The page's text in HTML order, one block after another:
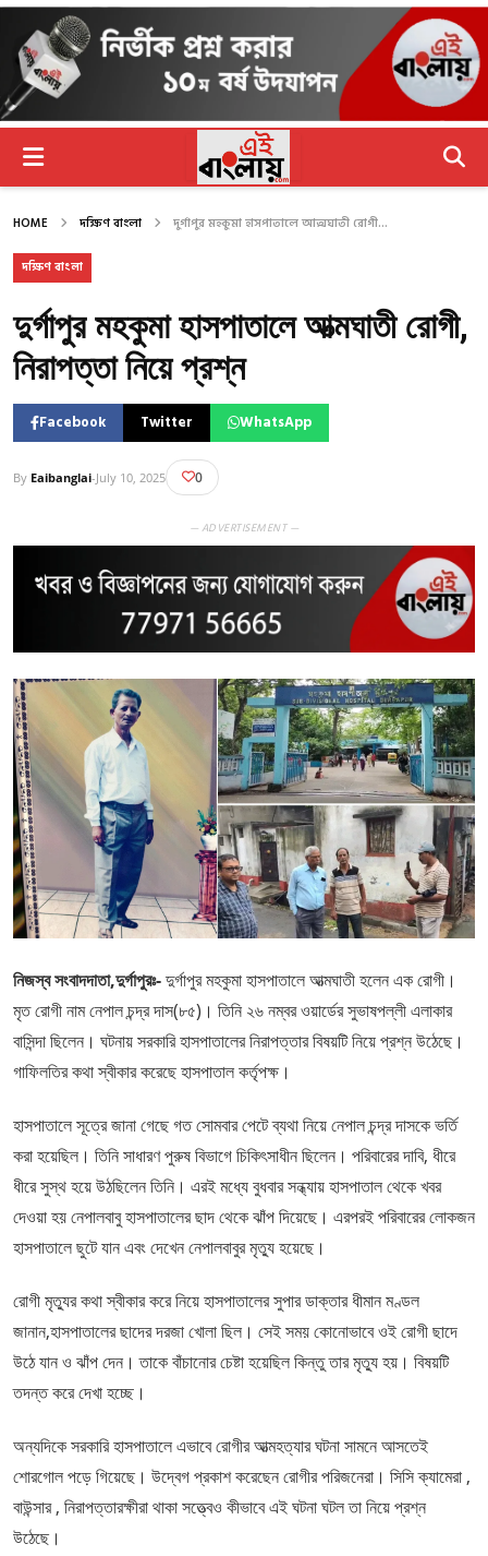
HOME দক্ষিণ বাংলা দুর্গাপুর মহকুমা হাসপাতালে আত্মঘাতী রোগী...
দক্ষিণ বাংলা
দুর্গাপুর মহকুমা হাসপাতালে আত্মঘাতী রোগী,
নিরাপত্তা নিয়ে প্রশ্ন
Facebook Twitter WhatsApp
By Eaibanglai-July 10, 2025 0
— ADVERTISEMENT —
নিজস্ব সংবাদদাতা,দুর্গাপুরঃ-দুর্গাপুর মহকুমা হাসপাতালে আত্মঘাতী হলেন এক রোগী।
মৃত রোগী নাম নেপাল চন্দ্র দাস(৮৫)। তিনি ২৬ নম্বর ওয়ার্ডের সুভাষপল্লী এলাকার
বাসিন্দা ছিলেন। ঘটনায় সরকারি হাসপাতালের নিরাপত্তার বিষয়টি নিয়ে প্রশ্ন উঠেছে।
গাফিলতির কথা স্বীকার করেছে হাসপাতাল কর্তৃপক্ষ।
হাসপাতালে সূত্রে জানা গেছে গত সোমবার পেটে ব্যথা নিয়ে নেপাল চন্দ্র দাসকে ভর্তি
করা হয়েছিল। তিনি সাধারণ পুরুষ বিভাগে চিকিৎসাধীন ছিলেন। পরিবারের দাবি, ধীরে
ধীরে সুস্থ হয়ে উঠছিলেন তিনি। এরই মধ্যে বুধবার সন্ধ্যায় হাসপাতাল থেকে খবর
দেওয়া হয় নেপালবাবু হাসপাতালের ছাদ থেকে ঝাঁপ দিয়েছে। এরপরই পরিবারের লোকজন
হাসপাতালে ছুটে যান এবং দেখেন নেপালবাবুর মৃত্যু হয়েছে।
রোগী মৃত্যুর কথা স্বীকার করে নিয়ে হাসপাতালের সুপার ডাক্তার ধীমান মণ্ডল
জানান,হাসপাতালের ছাদের দরজা খোলা ছিল। সেই সময় কোনোভাবে ওই রোগী ছাদে
উঠে যান ও ঝাঁপ দেন। তাকে বাঁচানোর চেষ্টা হয়েছিল কিন্তু তার মৃত্যু হয়। বিষয়টি
তদন্ত করে দেখা হচ্ছে।
অন্যদিকে সরকারি হাসপাতালে এভাবে রোগীর আত্মহত্যার ঘটনা সামনে আসতেই
শোরগোল পড়ে গিয়েছে। উদ্বেগ প্রকাশ করেছেন রোগীর পরিজনেরা। সিসি ক্যামেরা ,
বাউন্সার , নিরাপত্তারক্ষীরা থাকা সত্ত্বেও কীভাবে এই ঘটনা ঘটল তা নিয়ে প্রশ্ন
উঠেছে।